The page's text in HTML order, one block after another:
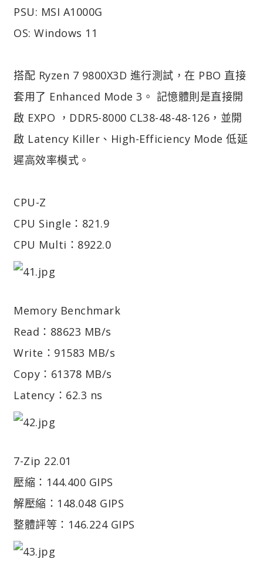
PSU: MSI A1000G
OS: Windows 11
搭配 Ryzen 7 9800X3D 進行測試，在 PBO 直接
套用了 Enhanced Mode 3。 記憶體則是直接開
啟 EXPO ，DDR5-8000 CL38-48-48-126，並開
啟 Latency Killer、High-Efficiency Mode 低延
遲高效率模式。
CPU-Z
CPU Single：821.9
CPU Multi：8922.0
Memory Benchmark
Read：88623 MB/s
Write：91583 MB/s
Copy：61378 MB/s
Latency：62.3 ns
7-Zip 22.01
壓縮：144.400 GIPS
解壓縮：148.048 GIPS
整體評等：146.224 GIPS